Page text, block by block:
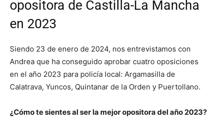
opositora de Castilla-La Mancha
en 2023
Siendo 23 de enero de 2024, nos entrevistamos con
Andrea que ha conseguido aprobar cuatro oposiciones
en el año 2023 para policía local: Argamasilla de
Calatrava, Yuncos, Quintanar de la Orden y Puertollano.
¿Cómo te sientes al ser la mejor opositora del año 2023?